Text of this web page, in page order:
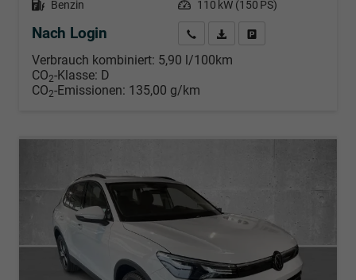
Kraftstoff Benzin Leistung 110 kW (150 PS)
Nach Login Wir rufen Sie anPDF-Datei, Fahrzeugexposé
Verbrauch kombiniert: 5,90 l/100km
CO2-Klasse: D
CO2-Emissionen: 135,00 g/km